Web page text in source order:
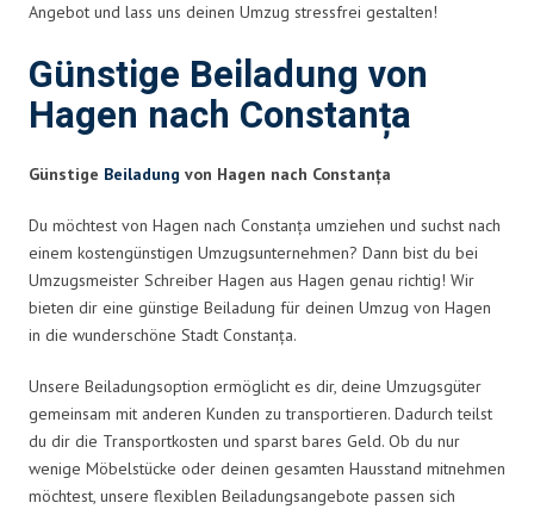
Angebot und lass uns deinen Umzug stressfrei gestalten!
Günstige Beiladung von
Hagen nach Constanța
Günstige Beiladung von Hagen nach Constanța
Du möchtest von Hagen nach Constanța umziehen und suchst nach
einem kostengünstigen Umzugsunternehmen? Dann bist du bei
Umzugsmeister Schreiber Hagen aus Hagen genau richtig! Wir
bieten dir eine günstige Beiladung für deinen Umzug von Hagen
in die wunderschöne Stadt Constanța.
Unsere Beiladungsoption ermöglicht es dir, deine Umzugsgüter
gemeinsam mit anderen Kunden zu transportieren. Dadurch teilst
du dir die Transportkosten und sparst bares Geld. Ob du nur
wenige Möbelstücke oder deinen gesamten Hausstand mitnehmen
möchtest, unsere flexiblen Beiladungsangebote passen sich